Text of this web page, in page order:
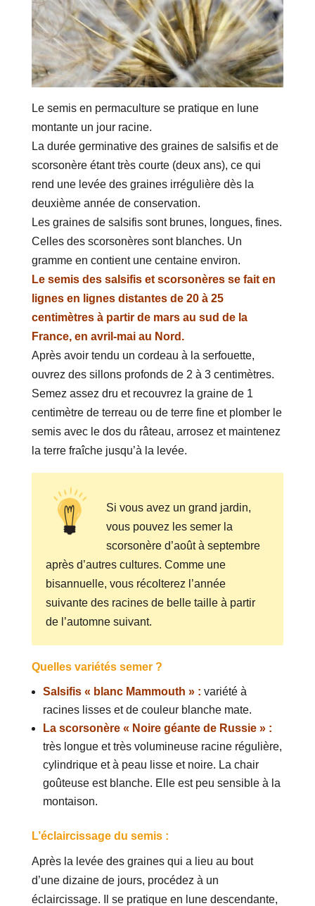
Le semis en permaculture se pratique en lune
montante un jour racine.
La durée germinative des graines de salsifis et de
scorsonère étant très courte (deux ans), ce qui
rend une levée des graines irrégulière dès la
deuxième année de conservation.
Les graines de salsifis sont brunes, longues, fines.
Celles des scorsonères sont blanches. Un
gramme en contient une centaine environ.
Le semis des salsifis et scorsonères se fait en
lignes en lignes distantes de 20 à 25
centimètres à partir de mars au sud de la
France, en avril-mai au Nord.
Après avoir tendu un cordeau à la serfouette,
ouvrez des sillons profonds de 2 à 3 centimètres.
Semez assez dru et recouvrez la graine de 1
centimètre de terreau ou de terre fine et plomber le
semis avec le dos du râteau, arrosez et maintenez
la terre fraîche jusqu’à la levée.
Si vous avez un grand jardin,
vous pouvez les semer la
scorsonère d’août à septembre
après d’autres cultures. Comme une
bisannuelle, vous récolterez l’année
suivante des racines de belle taille à partir
de l’automne suivant.
Quelles variétés semer ?
Salsifis « blanc Mammouth » : variété à
racines lisses et de couleur blanche mate.
La scorsonère « Noire géante de Russie » :
très longue et très volumineuse racine régulière,
cylindrique et à peau lisse et noire. La chair
goûteuse est blanche. Elle est peu sensible à la
montaison.
L’éclaircissage du semis :
Après la levée des graines qui a lieu au bout
d’une dizaine de jours, procédez à un
éclaircissage. Il se pratique en lune descendante,